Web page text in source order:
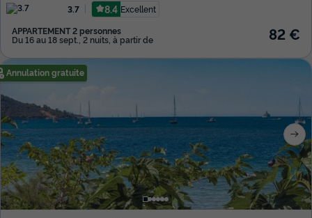
3.7 8.4 Excellent
APPARTEMENT 2 personnes
Du 16 au 18 sept., 2 nuits, à partir de 82 €
Annulation gratuite